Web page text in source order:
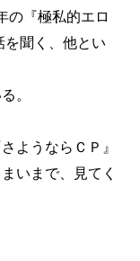
の『極私的エロ
を聞く、他とい
。
ようならＣＰ』
いまで、見てく